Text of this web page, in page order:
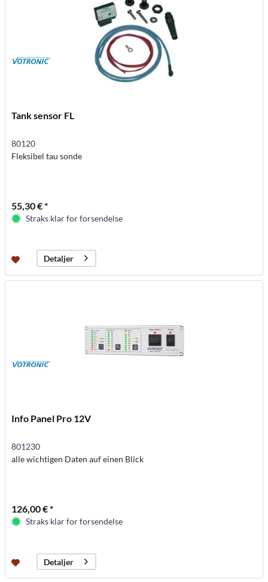
Tank sensor FL
80120
Fleksibel tau sonde
55,30 € *
Straks klar for forsendelse
Detaljer
Info Panel Pro 12V
801230
alle wichtigen Daten auf einen Blick
126,00 € *
Straks klar for forsendelse
Detaljer